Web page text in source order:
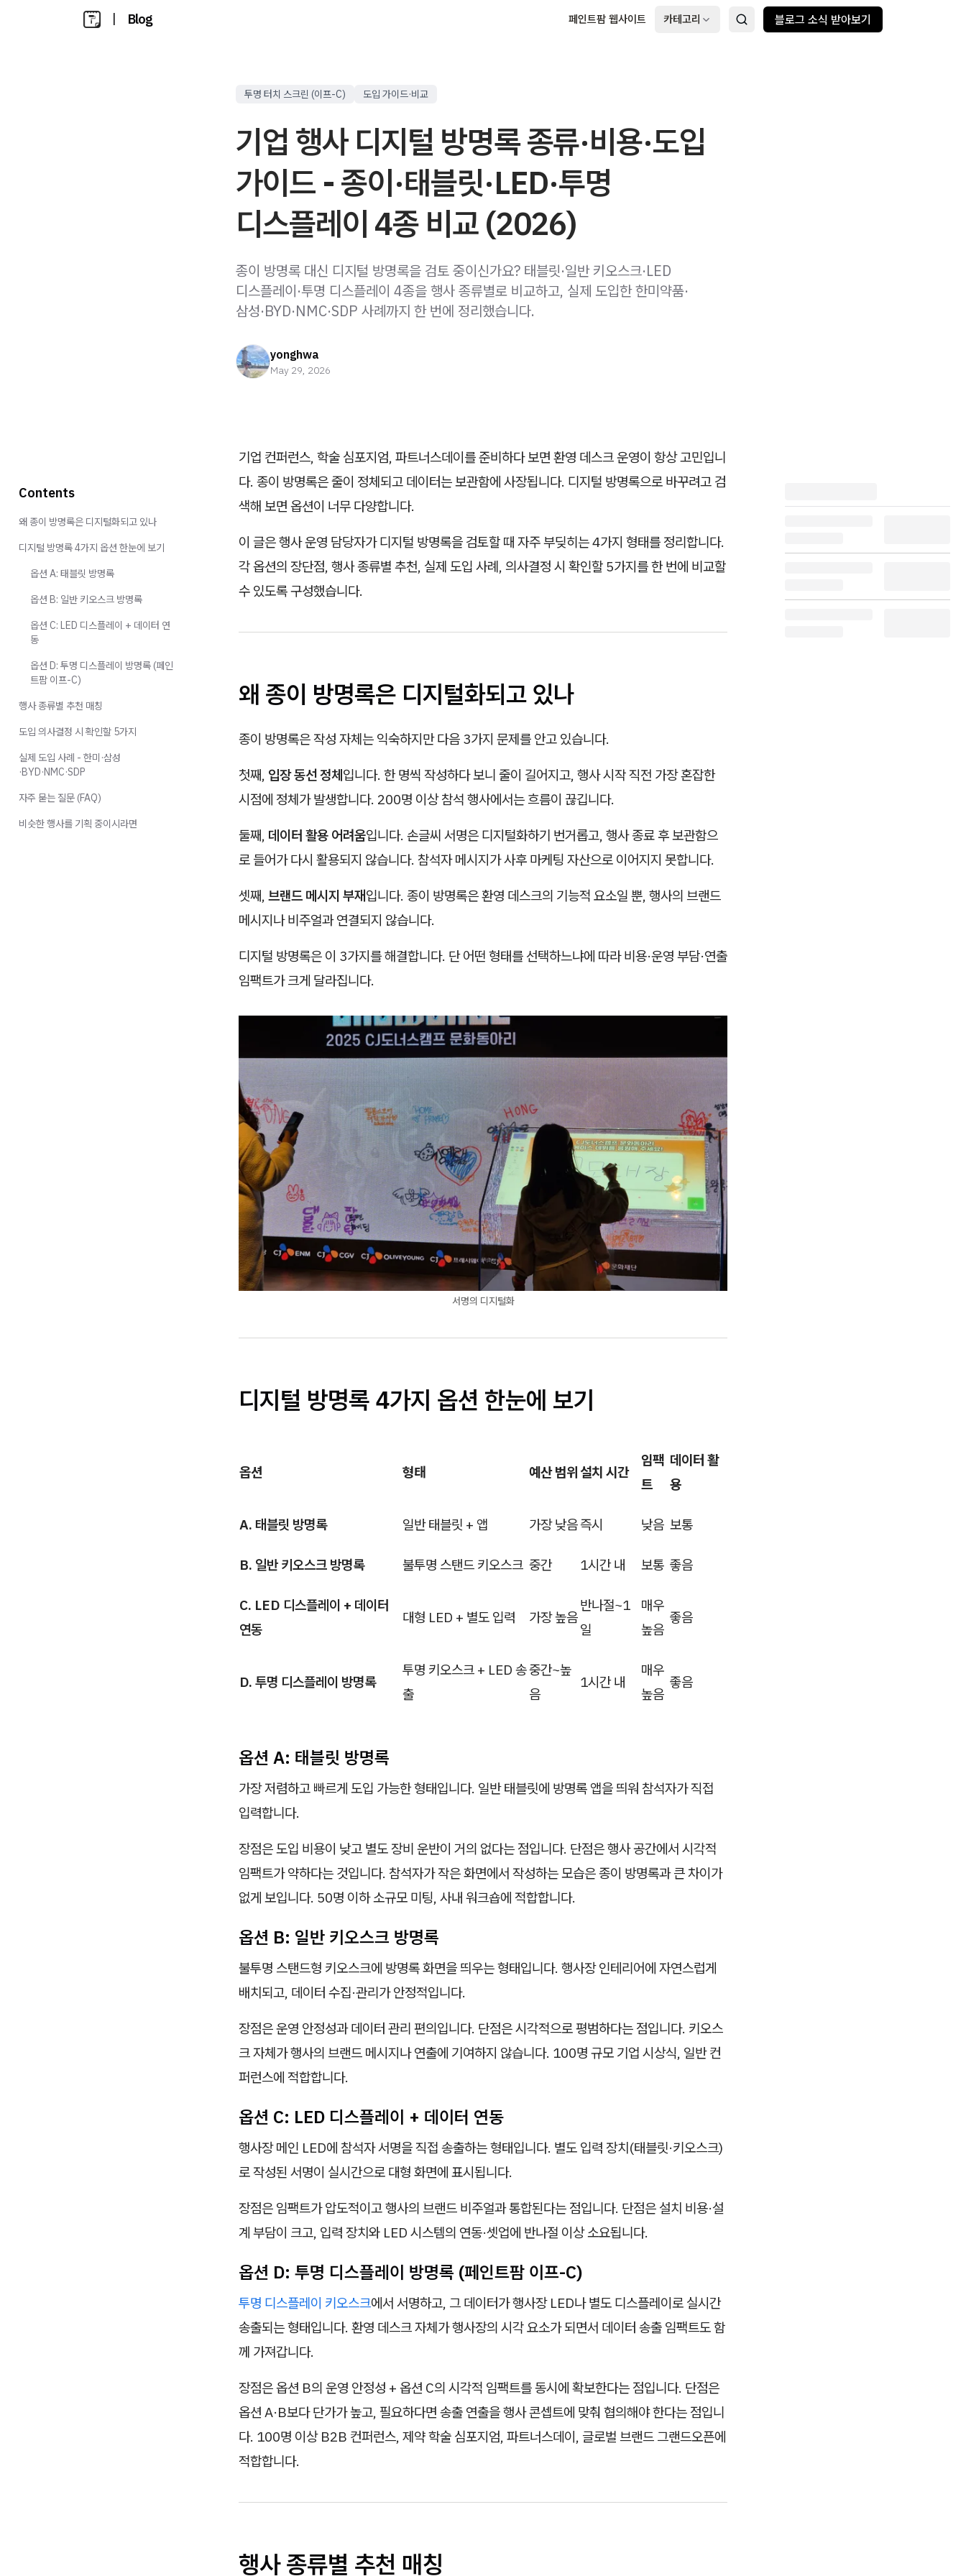
| Blog 페인트팜 웹사이트 카테고리 블로그 소식 받아보기
투명 터치 스크린 (이프-C) 도입 가이드·비교
기업 행사 디지털 방명록 종류·비용·도입
가이드 - 종이·태블릿·LED·투명
디스플레이 4종 비교 (2026)
종이 방명록 대신 디지털 방명록을 검토 중이신가요? 태블릿·일반 키오스크·LED
디스플레이·투명 디스플레이 4종을 행사 종류별로 비교하고, 실제 도입한 한미약품·
삼성·BYD·NMC·SDP 사례까지 한 번에 정리했습니다.
yonghwa
May 29, 2026
기업 컨퍼런스, 학술 심포지엄, 파트너스데이를 준비하다 보면 환영 데스크 운영이 항상 고민입니
다. 종이 방명록은 줄이 정체되고 데이터는 보관함에 사장됩니다. 디지털 방명록으로 바꾸려고 검
색해 보면 옵션이 너무 다양합니다.
이 글은 행사 운영 담당자가 디지털 방명록을 검토할 때 자주 부딪히는 4가지 형태를 정리합니다.
각 옵션의 장단점, 행사 종류별 추천, 실제 도입 사례, 의사결정 시 확인할 5가지를 한 번에 비교할
수 있도록 구성했습니다.
왜 종이 방명록은 디지털화되고 있나
종이 방명록은 작성 자체는 익숙하지만 다음 3가지 문제를 안고 있습니다.
첫째, 입장 동선 정체입니다. 한 명씩 작성하다 보니 줄이 길어지고, 행사 시작 직전 가장 혼잡한
시점에 정체가 발생합니다. 200명 이상 참석 행사에서는 흐름이 끊깁니다.
둘째, 데이터 활용 어려움입니다. 손글씨 서명은 디지털화하기 번거롭고, 행사 종료 후 보관함으
로 들어가 다시 활용되지 않습니다. 참석자 메시지가 사후 마케팅 자산으로 이어지지 못합니다.
셋째, 브랜드 메시지 부재입니다. 종이 방명록은 환영 데스크의 기능적 요소일 뿐, 행사의 브랜드
메시지나 비주얼과 연결되지 않습니다.
디지털 방명록은 이 3가지를 해결합니다. 단 어떤 형태를 선택하느냐에 따라 비용·운영 부담·연출
임팩트가 크게 달라집니다.
서명의 디지털화
디지털 방명록 4가지 옵션 한눈에 보기
옵션 형태 예산 범위설치 시간
임팩
트
데이터 활
용
A. 태블릿 방명록 일반 태블릿 + 앱 가장 낮음즉시 낮음 보통
B. 일반 키오스크 방명록 불투명 스탠드 키오스크 중간 1시간 내 보통 좋음
C. LED 디스플레이 + 데이터
연동
대형 LED + 별도 입력 가장 높음
반나절~1
일
매우
높음
좋음
D. 투명 디스플레이 방명록
투명 키오스크 + LED 송
출
중간~높
음
1시간 내
매우
높음
좋음
옵션 A: 태블릿 방명록
가장 저렴하고 빠르게 도입 가능한 형태입니다. 일반 태블릿에 방명록 앱을 띄워 참석자가 직접
입력합니다.
장점은 도입 비용이 낮고 별도 장비 운반이 거의 없다는 점입니다. 단점은 행사 공간에서 시각적
임팩트가 약하다는 것입니다. 참석자가 작은 화면에서 작성하는 모습은 종이 방명록과 큰 차이가
없게 보입니다. 50명 이하 소규모 미팅, 사내 워크숍에 적합합니다.
옵션 B: 일반 키오스크 방명록
불투명 스탠드형 키오스크에 방명록 화면을 띄우는 형태입니다. 행사장 인테리어에 자연스럽게
배치되고, 데이터 수집·관리가 안정적입니다.
장점은 운영 안정성과 데이터 관리 편의입니다. 단점은 시각적으로 평범하다는 점입니다. 키오스
크 자체가 행사의 브랜드 메시지나 연출에 기여하지 않습니다. 100명 규모 기업 시상식, 일반 컨
퍼런스에 적합합니다.
옵션 C: LED 디스플레이 + 데이터 연동
행사장 메인 LED에 참석자 서명을 직접 송출하는 형태입니다. 별도 입력 장치(태블릿·키오스크)
로 작성된 서명이 실시간으로 대형 화면에 표시됩니다.
장점은 임팩트가 압도적이고 행사의 브랜드 비주얼과 통합된다는 점입니다. 단점은 설치 비용·설
계 부담이 크고, 입력 장치와 LED 시스템의 연동·셋업에 반나절 이상 소요됩니다.
옵션 D: 투명 디스플레이 방명록 (페인트팜 이프-C)
투명 디스플레이 키오스크에서 서명하고, 그 데이터가 행사장 LED나 별도 디스플레이로 실시간
송출되는 형태입니다. 환영 데스크 자체가 행사장의 시각 요소가 되면서 데이터 송출 임팩트도 함
께 가져갑니다.
장점은 옵션 B의 운영 안정성 + 옵션 C의 시각적 임팩트를 동시에 확보한다는 점입니다. 단점은
옵션 A·B보다 단가가 높고, 필요하다면 송출 연출을 행사 콘셉트에 맞춰 협의해야 한다는 점입니
다. 100명 이상 B2B 컨퍼런스, 제약 학술 심포지엄, 파트너스데이, 글로벌 브랜드 그랜드오픈에
적합합니다.
행사 종류별 추천 매칭
Contents
왜 종이 방명록은 디지털화되고 있나
디지털 방명록 4가지 옵션 한눈에 보기
옵션 A: 태블릿 방명록
옵션 B: 일반 키오스크 방명록
옵션 C: LED 디스플레이 + 데이터 연
동
옵션 D: 투명 디스플레이 방명록 (페인
트팜 이프-C)
행사 종류별 추천 매칭
도입 의사결정 시 확인할 5가지
실제 도입 사례 - 한미·삼성
·BYD·NMC·SDP
자주 묻는 질문 (FAQ)
비슷한 행사를 기획 중이시라면